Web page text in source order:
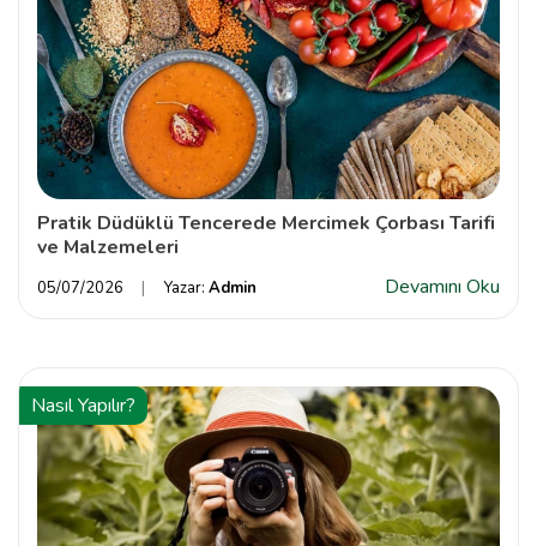
Pratik Düdüklü Tencerede Mercimek Çorbası Tarifi
ve Malzemeleri
05/07/2026 Yazar: Admin Devamını Oku
Nasıl Yapılır?